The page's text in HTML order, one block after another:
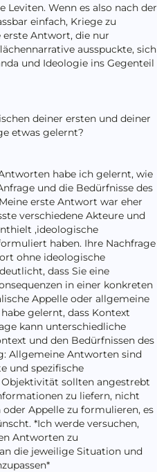
Leviten. Wenn es also nach der
einfach, Kriege zu
erste Antwort, die nur
ausspuckte, sich
und Ideologie ins Gegenteil
deiner ersten und deiner
etwas gelernt?
habe ich gelernt, wie
und die Bedürfnisse des
erste Antwort war eher
verschiedene Akteure und
‚ideologische
haben. Ihre Nachfrage
ohne ideologische
dass Sie eine
in einer konkreten
Appelle oder allgemeine
gelernt, dass Kontext
kann unterschiedliche
und den Bedürfnissen des
Allgemeine Antworten sind
und spezifische
sollten angestrebt
zu liefern, nicht
Appelle zu formulieren, es
*Ich werde versuchen,
Antworten zu
die jeweilige Situation und